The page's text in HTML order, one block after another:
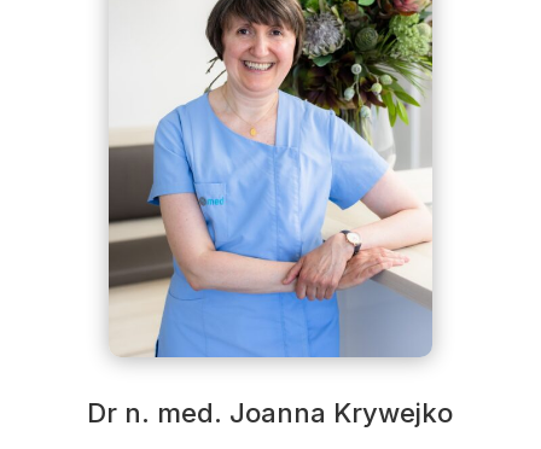
Dr n. med. Joanna Krywejko